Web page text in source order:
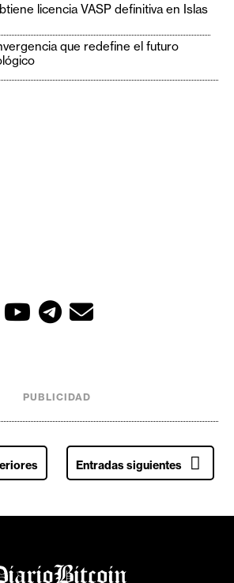
licencia VASP definitiva en Islas
que redefine el futuro
PUBLICIDAD
Entradas siguientes